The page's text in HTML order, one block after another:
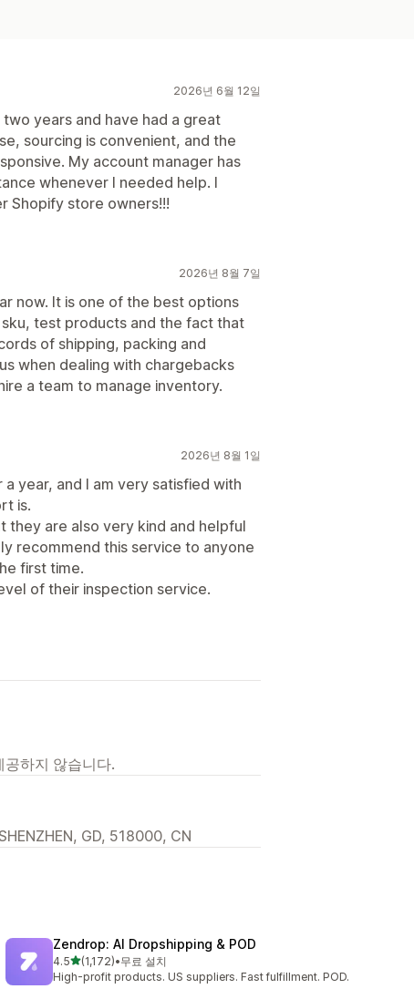
2026년 6월 12일
years and have had a great
sourcing is convenient, and the
My account manager has
whenever I needed help. I
Shopify store owners!!!
2026년 8월 7일
now. It is one of the best options
test products and the fact that
of shipping, packing and
when dealing with chargebacks
a team to manage inventory.
2026년 8월 1일
year, and I am very satisfied with
is.
are also very kind and helpful
recommend this service to anyone
first time.
of their inspection service.
하지 않습니다.
GD, 518000, CN
Zendrop: AI Dropshipping & POD
4.5별 5개 중
(1,172)
총 리뷰 1172개
•무료 설치
High-profit products. US suppliers. Fast fulfillment. POD.